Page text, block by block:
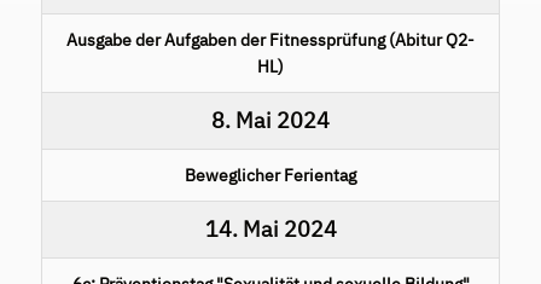
Ausgabe der Aufgaben der Fitnessprüfung (Abitur Q2-
HL)
8. Mai 2024
Beweglicher Ferientag
14. Mai 2024